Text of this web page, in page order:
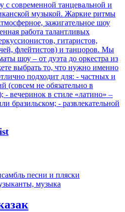
с современной танцевальной и
музыкой. Жаркие ритмы
зажигательное шоу
работа талантливых
гитаристов,
флейтистов) и танцоров. Мы
шоу – от дуэта до оркестра из
выбрать то, что нужно именно
подходит для: - частных и
(совсем не обязательно в
- вечеринок в стиле «латино» –
бразильском; - развлекательной
музыка